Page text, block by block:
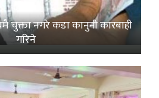
नगरे कडा कानुनी कारबाही
गरिने